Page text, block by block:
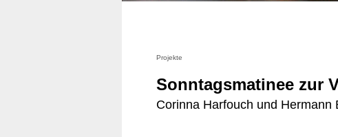
Projekte
Sonntagsmatinee zur
Corinna Harfouch und Hermann